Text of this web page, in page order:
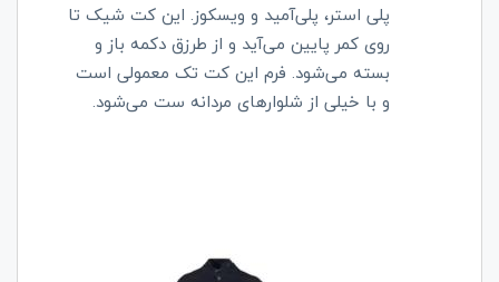
پلی استر، پلی‌آمید و ویسکوز. این کت شیک تا
روی کمر پایین می‌آید و از طرزق دکمه باز و
بسته می‌شود. فرم این کت تک معمولی است
و با خیلی از شلوارهای مردانه ست می‌شود.